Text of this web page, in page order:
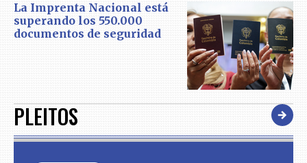
La Imprenta Nacional está
superando los 550.000
documentos de seguridad
PLEITOS